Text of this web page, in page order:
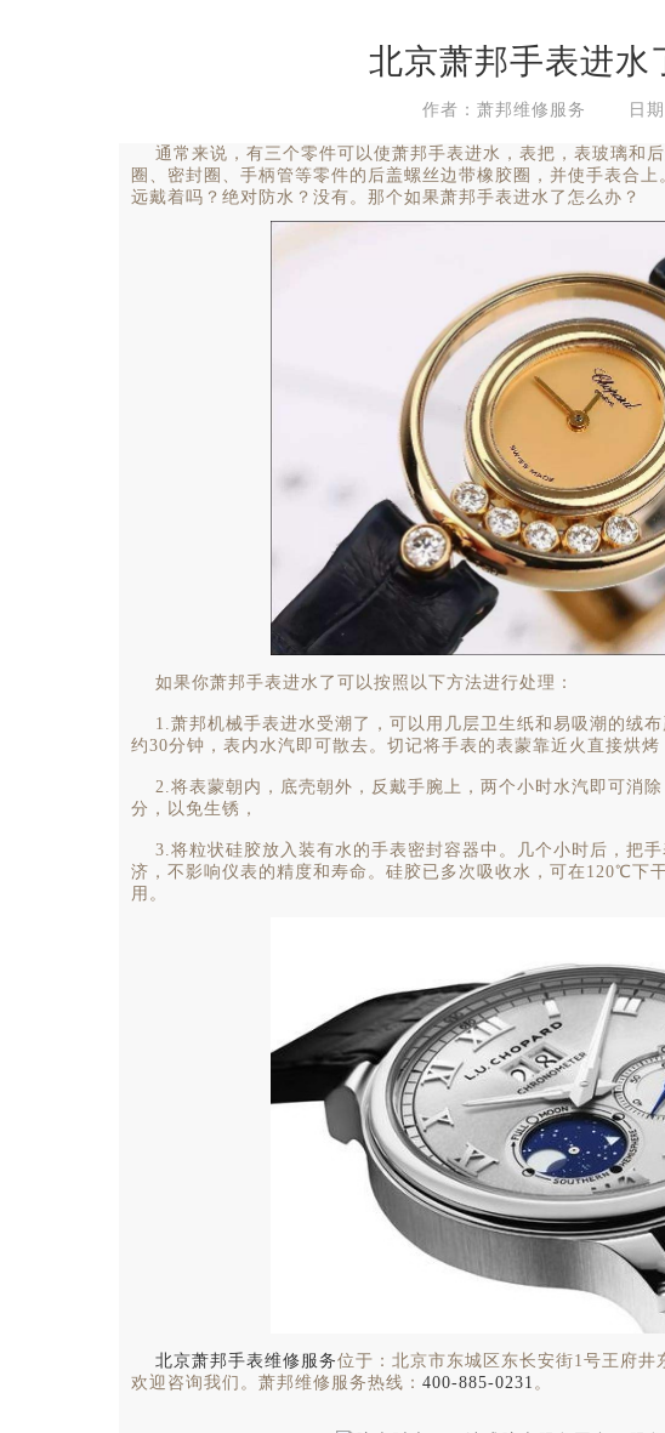
北京市东城区东长安街1号王府井东方广场W3座6
北京萧邦手表进水
作者：萧邦维修服务 日
通常来说，有三个零件可以使萧邦手表进水，表把，表玻璃和
圈、密封圈、手柄管等零件的后盖螺丝边带橡胶圈，并使手表合
远戴着吗？绝对防水？没有。那个如果萧邦手表进水了怎么办？
如果你萧邦手表进水了可以按照以下方法进行处理：
1.萧邦机械手表进水受潮了，可以用几层卫生纸和易吸潮的绒
约30分钟，表内水汽即可散去。切记将手表的表蒙靠近火直接烘烤
2.将表蒙朝内，底壳朝外，反戴手腕上，两个小时水汽即可消
分，以免生锈，
3.将粒状硅胶放入装有水的手表密封容器中。几个小时后，把
济，不影响仪表的精度和寿命。硅胶已多次吸收水，可在120℃下
用。
北京萧邦手表维修服务位于：北京市东城区东长安街1号王府井
欢迎咨询我们。萧邦维修服务热线： 400-885-0231 。